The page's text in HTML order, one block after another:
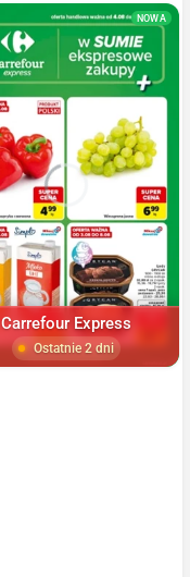
NOWA
Carrefour Express
Ostatnie 2 dni